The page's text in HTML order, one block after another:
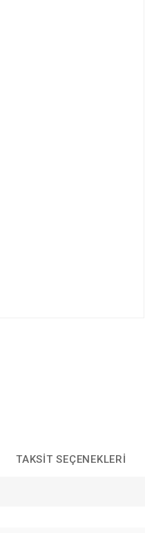
TAKSIT SEÇENEKLERI